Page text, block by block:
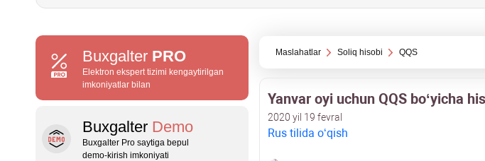
Buxgalter PRO
Elektron ekspert tizimi kengaytirilgan
imkoniyatlar bilan
Buxgalter Demo
Buxgalter Pro saytiga bepul
demo‑kirish imkoniyati
Maslahatlar Soliq hisobi QQS
Yanvar oyi uchun QQS boʻyicha
2020 yil 19 fevral
Rus tilida oʻqish